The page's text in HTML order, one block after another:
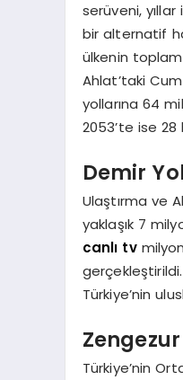
serüveni,
bir alternatif
ülkenin toplam
Ahlat’taki
yollarına 64
2053’te ise
Demir
Ulaştırma ve
yaklaşık 7
canlı tv
Türkiye’nin
Türkiye’nin